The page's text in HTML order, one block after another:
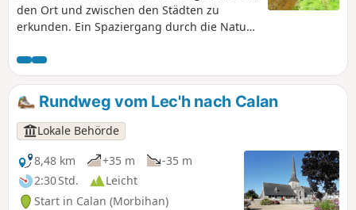
den Ort und zwischen den Städten zu
erkunden. Ein Spaziergang durch die Natur
und im Tal des Saint-Sauveur. Ein
historischer Spaziergang zur Entdeckung
religiöser Gebäude, Kreuze, Brunnen usw.
Rundweg vom Lec'h nach Calan
Lokale Behörde
8,48 km
+35 m
-35 m
2:30 Std.
Leicht
Start in Calan (Morbihan)